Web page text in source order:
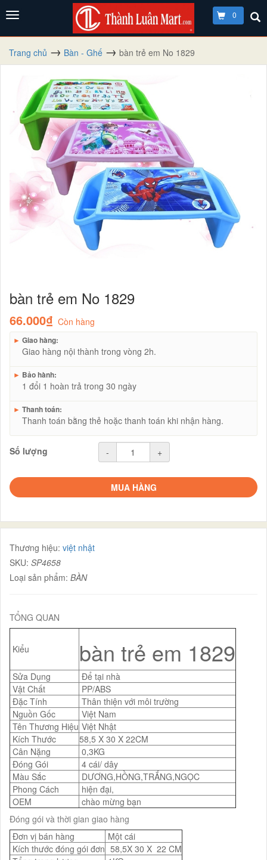
0
Trang chủ Bàn - Ghế bàn trẻ em No 1829
bàn trẻ em No 1829
66.000₫ Còn hàng
► Giao hàng:
Giao hàng nội thành trong vòng 2h.
► Bảo hành:
1 đổi 1 hoàn trả trong 30 ngày
► Thanh toán:
Thanh toán bằng thẻ hoặc thanh toán khi nhận hàng.
Số lượng - +
MUA HÀNG
Thương hiệu: việt nhật
SKU: SP4658
Loại sản phẩm: BÀN
TỔNG QUAN
Kiểu bàn trẻ em 1829
Sửa Dụng
Để tại nhà
Vật Chất
PP/ABS
Đặc Tính
Thân thiện với môi trường
Nguồn Gốc
Việt Nam
Tên Thương Hiệu Việt Nhật
Kích Thước
58,5 X 30 X 22CM
Cân Nặng
0,3KG
Đóng Gói
4 cái/ dây
Màu Sắc
DƯƠNG,HỒNG,TRẮNG,NGỌC
Phong Cách
hiện đại,
OEM
chào mừng bạn
Đóng gói và thời gian giao hàng
Đơn vị bán hàng
Một cái
Kích thước đóng gói đơn 58,5X 30 X 22 CM